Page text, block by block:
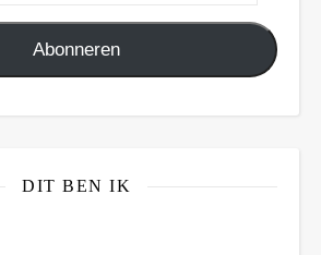
Abonneren
DIT BEN IK